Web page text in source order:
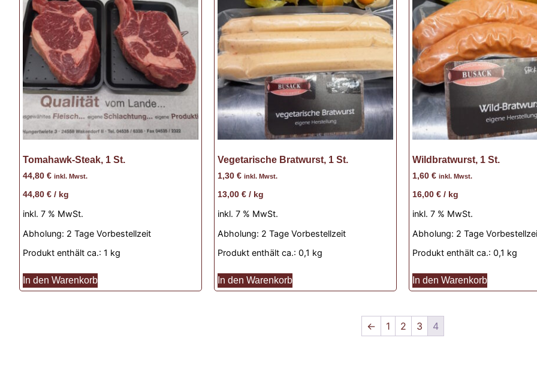
Tomahawk-Steak, 1 St.
44,80 € inkl. Mwst.
44,80 € / kg
inkl. 7 % MwSt.
Abholung: 2 Tage Vorbestellzeit
Produkt enthält ca.: 1 kg
In den Warenkorb
Vegetarische Bratwurst, 1 St.
1,30 € inkl. Mwst.
13,00 € / kg
inkl. 7 % MwSt.
Abholung: 2 Tage Vorbestellzeit
Produkt enthält ca.: 0,1 kg
In den Warenkorb
Wildbratwurst, 1 St.
1,60 € inkl. Mwst.
16,00 € / kg
inkl. 7 % MwSt.
Abholung: 2 Tage
Produkt enthält ca.: 0,1 kg
In den Warenkorb
← 1 2 3 4